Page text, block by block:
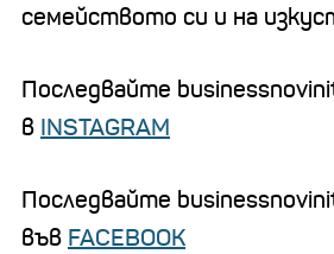
семейството си и на
Последвайте
в INSTAGRAM
Последвайте
във FACEBOOK